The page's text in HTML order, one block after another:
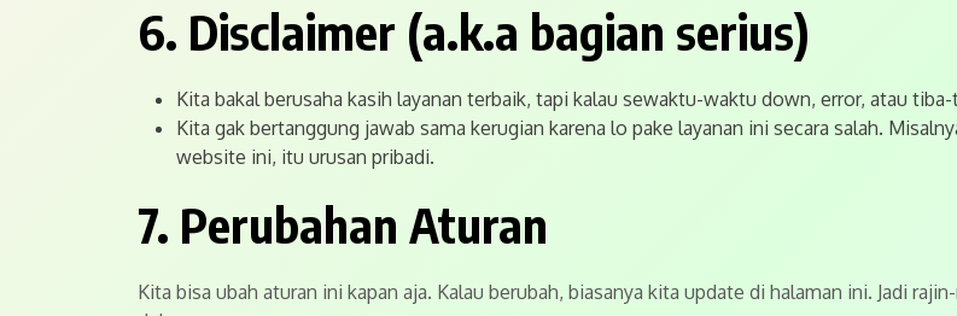
6. Disclaimer (a.k.a bagian serius)
Kita bakal berusaha kasih layanan terbaik, tapi kalau sewaktu-waktu down, error, atau
Kita gak bertanggung jawab sama kerugian karena lo pake layanan ini secara salah.
website ini, itu urusan pribadi.
7. Perubahan Aturan
Kita bisa ubah aturan ini kapan aja. Kalau berubah, biasanya kita update di halaman ini. Jadi